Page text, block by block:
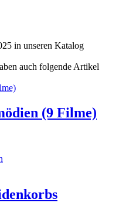
in unseren Katalog
auch folgende Artikel
(9 Filme)